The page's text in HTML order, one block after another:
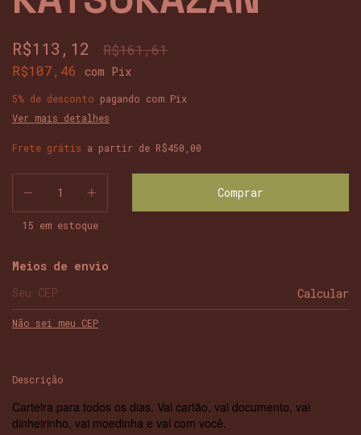
R$113,12
R$161,61
R$107,46
com Pix
5% de desconto pagando com Pix
Ver mais detalhes
Frete grátis a partir de R$450,00
15 em estoque
Entregas para o CEP:
Meios de envio
Calcular
Não sei meu CEP
Descrição
Carteira para todos os dias. Vai cartão, vai documento, vai
dinheirinho, vai moedinha e vai com você.